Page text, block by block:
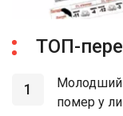
ТОП-
1
Молодший
помер у